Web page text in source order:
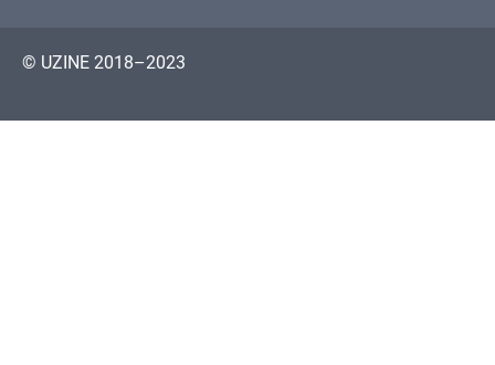
© UZINE 2018–2023